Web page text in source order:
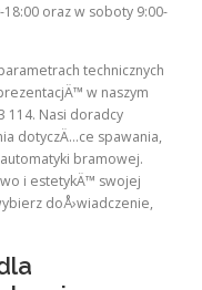
oraz w soboty 9:00-
technicznych
w naszym
114. Nasi doradcy
dotyczÄ…ce spawania,
automatyki bramowej.
i estetykÄ™ swojej
doÅ›wiadczenie,